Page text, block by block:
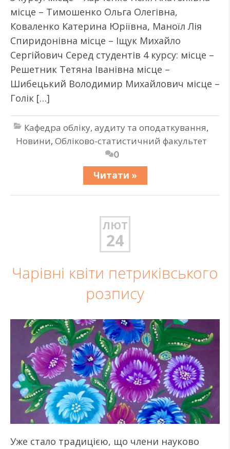
місце – Тимошенко Ольга Олегівна,
Коваленко Катерина Юріївна, Маноїл Лія
Спиридонівна місце – Іщук Михайло
Сергійович Серед студентів 4 курсу: місце –
Решетник Тетяна Іванівна місце –
Шибецький Володимир Михайлович місце –
Голік […]
Кафедра обліку, аудиту та оподаткування,
Новини, Обліково-статистичний факультет
0
Читати »
ЛЮТ
24
Чарівні квіти петриківського
розпису
Уже стало традицією, що члени науково